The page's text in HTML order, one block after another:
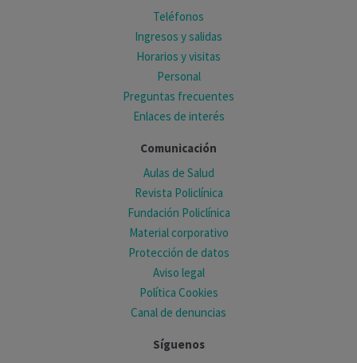
Teléfonos
Ingresos y salidas
Horarios y visitas
Personal
Preguntas frecuentes
Enlaces de interés
Comunicación
Aulas de Salud
Revista Policlínica
Fundación Policlínica
Material corporativo
Protección de datos
Aviso legal
Política Cookies
Canal de denuncias
Síguenos